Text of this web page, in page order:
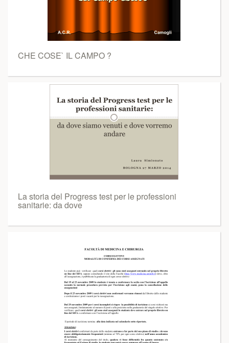
CHE COSE` IL CAMPO ?
La storia del Progress test per le professioni
sanitarie: da dove